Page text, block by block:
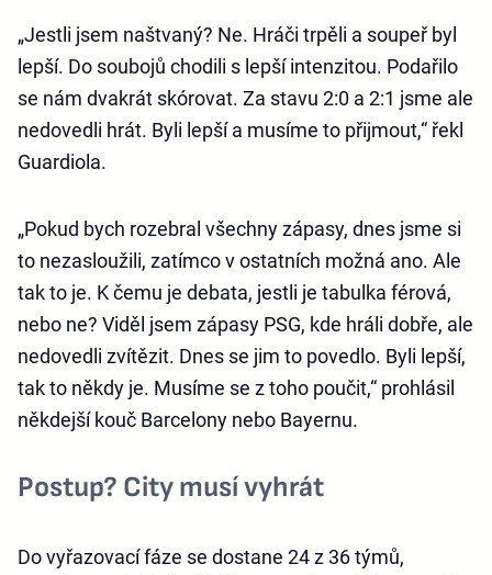
„Jestli jsem naštvaný? Ne. Hráči trpěli a soupeř byl
lepší. Do soubojů chodili s lepší intenzitou. Podařilo
se nám dvakrát skórovat. Za stavu 2:0 a 2:1 jsme ale
nedovedli hrát. Byli lepší a musíme to přijmout,“ řekl
Guardiola.
„Pokud bych rozebral všechny zápasy, dnes jsme si
to nezasloužili, zatímco v ostatních možná ano. Ale
tak to je. K čemu je debata, jestli je tabulka férová,
nebo ne? Viděl jsem zápasy PSG, kde hráli dobře, ale
nedovedli zvítězit. Dnes se jim to povedlo. Byli lepší,
tak to někdy je. Musíme se z toho poučit,“ prohlásil
někdejší kouč Barcelony nebo Bayernu.
Postup? City musí vyhrát
Do vyřazovací fáze se dostane 24 z 36 týmů,